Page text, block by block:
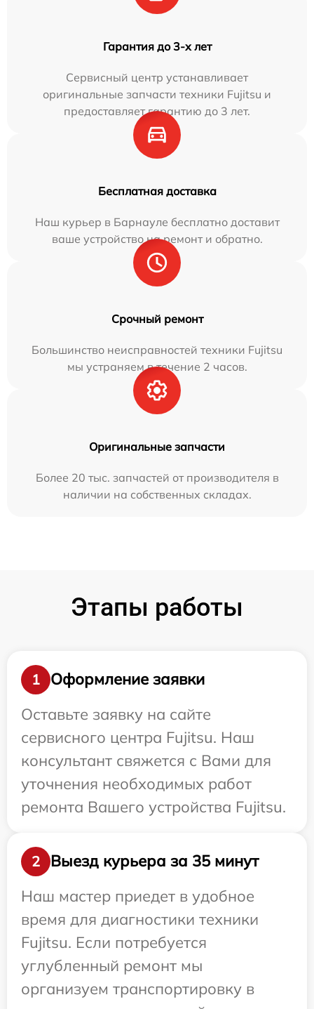
Гарантия до 3-х лет
Сервисный центр устанавливает
оригинальные запчасти техники Fujitsu и
предоставляет гарантию до 3 лет.
Бесплатная доставка
Наш курьер в Барнауле бесплатно доставит
ваше устройство на ремонт и обратно.
Срочный ремонт
Большинство неисправностей техники Fujitsu
мы устраняем в течение 2 часов.
Оригинальные запчасти
Более 20 тыс. запчастей от производителя в
наличии на собственных складах.
Этапы работы
1
Оформление заявки
Оставьте заявку на сайте
сервисного центра Fujitsu. Наш
консультант свяжется с Вами для
уточнения необходимых работ
ремонта Вашего устройства Fujitsu.
2
Выезд курьера за 35 минут
Наш мастер приедет в удобное
время для диагностики техники
Fujitsu. Если потребуется
углубленный ремонт мы
организуем транспортировку в